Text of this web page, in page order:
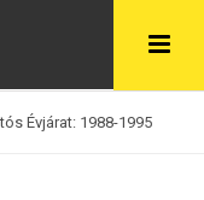
Évjárat: 1988-1995